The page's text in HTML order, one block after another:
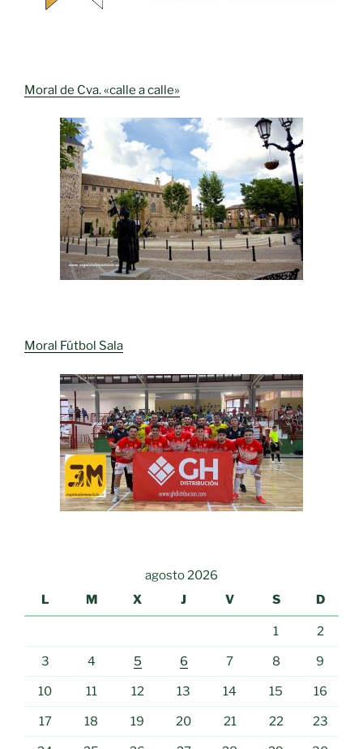
Moral de Cva. «calle a calle»
Moral Fútbol Sala
agosto 2026
L
M X J V S D
1 2
3 4 5 6 7 8 9
10 11 12 13 14 15 16
17 18 19 20 21 22 23